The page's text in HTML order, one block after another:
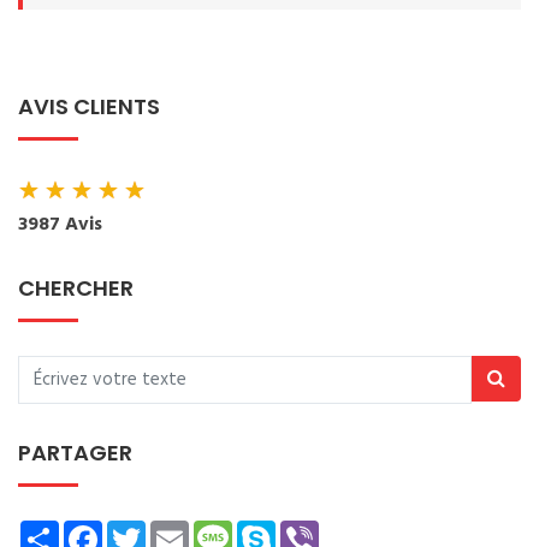
AVIS CLIENTS
★★★★★
3987 Avis
CHERCHER
PARTAGER
ShareFacebookTwitterEmailMessage
Skype